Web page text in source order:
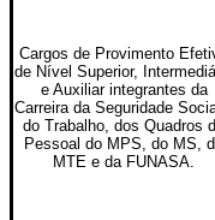
Cargos de Provimento
de Nível Superior,
e Auxiliar integrantes da
Carreira da Seguridade
do Trabalho, dos Quadros
Pessoal do MPS, do MS,
MTE e da FUNASA.